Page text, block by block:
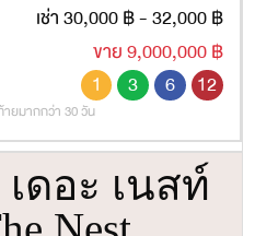
เช่า 30,000 ฿ - 32,000 ฿
ขาย 9,000,000 ฿
1
3 6 12
ยมากกว่า 30 วัน
ดอะ เนสท์